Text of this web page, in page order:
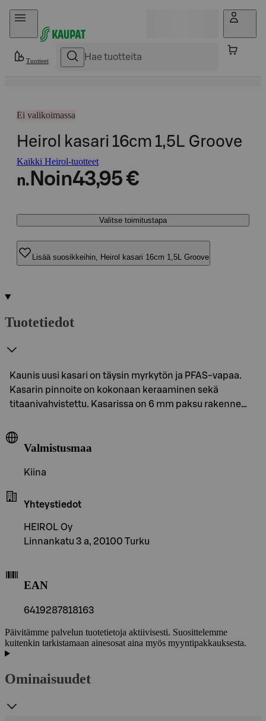
Hyppää sisältöön
Tuotteet
Ei valikoimassa
Heirol kasari 16cm 1,5L Groove
Kaikki Heirol-tuotteet
n. Noin43,95 €
Valitse toimitustapa
Lisää suosikkeihin, Heirol kasari 16cm 1,5L Groove
Tuotetiedot
Kaunis uusi kasari on täysin myrkytön ja PFAS-vapaa.
Kasarin pinnoite on kokonaan keraaminen sekä
titaanivahvistettu. Kasarissa on 6 mm paksu rakenne…
Valmistusmaa
Kiina
Yhteystiedot
HEIROL Oy
Linnankatu 3 a, 20100 Turku
EAN
6419287818163
Päivitämme palvelun tuotetietoja aktiivisesti. Suosittelemme
kuitenkin tarkistamaan ainesosat aina myös myyntipakkauksesta.
Ominaisuudet